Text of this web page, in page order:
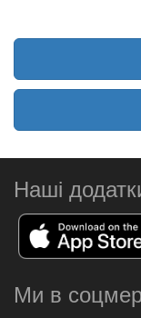
Наші
Ми в